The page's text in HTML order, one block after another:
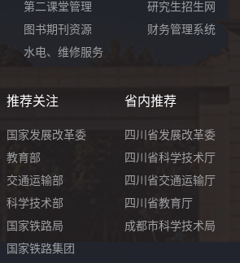
第二课堂管理
图书期刊资源
水电、维修服务
研究生招生网
财务管理系统
推荐关注
国家发展改革委
教育部
交通运输部
科学技术部
国家铁路局
国家铁路集团
省内推荐
四川省发展改革委
四川省科学技术厅
四川省交通运输厅
四川省教育厅
成都市科学技术局